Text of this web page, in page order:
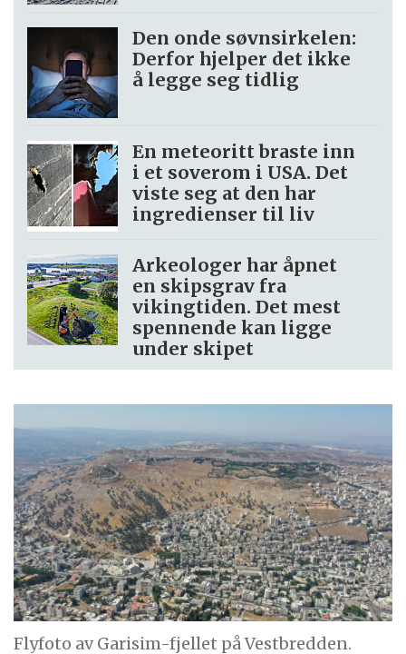
Den onde søvnsirkelen:
Derfor hjelper det ikke
å legge seg tidlig
En meteoritt braste inn
i et soverom i USA. Det
viste seg at den har
ingredienser til liv
Arkeologer har åpnet
en skipsgrav fra
vikingtiden. Det mest
spennende kan ligge
under skipet
Flyfoto av Garisim-fjellet på Vestbredden.